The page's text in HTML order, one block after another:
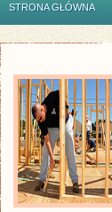
STRONA GŁÓWNA